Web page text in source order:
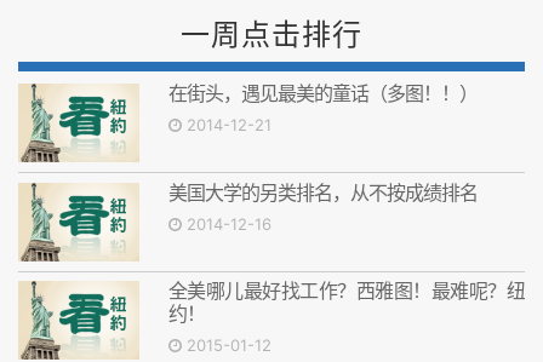
一周点击排行
在街头，遇见最美的童话（多图！！）
2014-12-21
美国大学的另类排名，从不按成绩排名
2014-12-16
全美哪儿最好找工作？西雅图！最难呢？纽
约！
2015-01-12